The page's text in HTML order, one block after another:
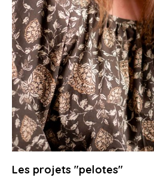
Les projets "pelotes"